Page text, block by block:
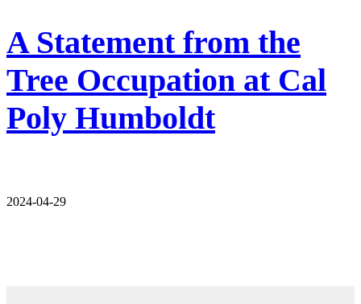
A Statement from the
Tree Occupation at Cal
Poly Humboldt
2024-04-29